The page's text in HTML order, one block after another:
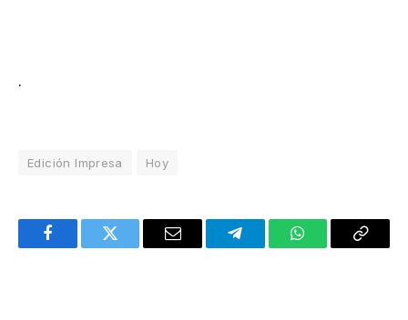
.
Edición Impresa Hoy
FacebookTwitter Email TelegramWhatsAppCopy